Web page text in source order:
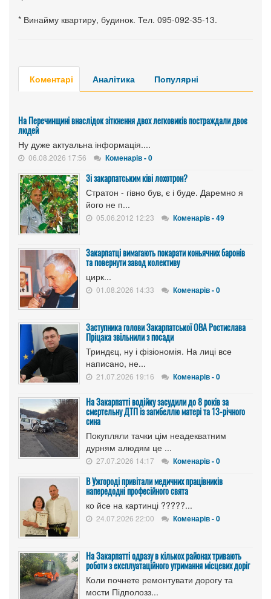
* Винайму квартиру, будинок. Тел. 095-092-35-13.
Коментарі Аналітика Популярні
На Перечинщині внаслідок зіткнення двох легковиків постраждали двоє
людей
Ну дуже актуальна інформація....
06.08.2026 17:56 Коменарів - 0
Зі закарпатським ківі лохотрон?
Стратон - гівно був, є і буде. Даремно я
його не п...
05.06.2012 12:23 Коменарів - 49
Закарпатці вимагають покарати коньячних баронів
та повернути завод колективу
цирк...
01.08.2026 14:33 Коменарів - 0
Заступника голови Закарпатської ОВА Ростислава
Пріцака звільнили з посади
Триндєц, ну і фізіономія. На лиці все
написано, не...
21.07.2026 19:16 Коменарів - 0
На Закарпатті водійку засудили до 8 років за
смертельну ДТП із загибеллю матері та 13-річного
сина
Покупляли тачки цім неадекватним
дурням алюдям це ...
27.07.2026 14:17 Коменарів - 0
В Ужгороді привітали медичних працівників
напередодні професійного свята
ко йсе на картинці ?????...
24.07.2026 22:00 Коменарів - 0
На Закарпатті одразу в кількох районах тривають
роботи з експлуатаційного утримання місцевих доріг
Коли почнете ремонтувати дорогу та
мости Підполозз...